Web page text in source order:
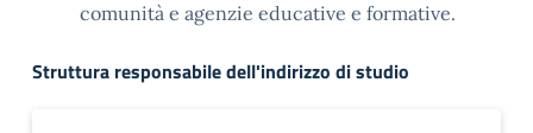
comunità e agenzie educative e formative.
Struttura responsabile dell'indirizzo di studio